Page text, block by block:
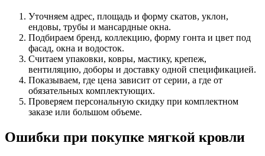
Уточняем адрес, площадь и форму скатов, уклон,
ендовы, трубы и мансардные окна.
Подбираем бренд, коллекцию, форму гонта и цвет под
фасад, окна и водосток.
Считаем упаковки, ковры, мастику, крепеж,
вентиляцию, доборы и доставку одной спецификацией.
Показываем, где цена зависит от серии, а где от
обязательных комплектующих.
Проверяем персональную скидку при комплектном
заказе или большом объеме.
Ошибки при покупке мягкой кровли